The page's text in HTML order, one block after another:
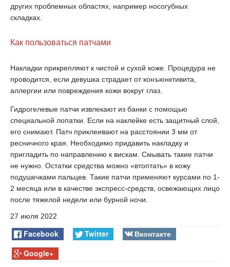
других проблемных областях, например носогубных
складках.
Как пользоваться патчами
Накладки прикрепляют к чистой и сухой коже. Процедура не
проводится, если девушка страдает от конъюнктивита,
аллергии или повреждения кожи вокруг глаз.
Гидрогелевые патчи извлекают из банки с помощью
специальной лопатки. Если на наклейке есть защитный слой,
его снимают. Патч приклеивают на расстоянии 3 мм от
ресничного края. Необходимо придавить накладку и
пригладить по направлению к вискам. Смывать такие патчи
не нужно. Остатки средства можно «втоптать» в кожу
подушечками пальцев. Такие патчи применяют курсами по 1-
2 месяца или в качестве экспресс-средств, освежающих лицо
после тяжелой недели или бурной ночи.
27 июля 2022
Facebook Twitter
Вконтакте
Google+